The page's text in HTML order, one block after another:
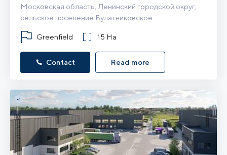
Московская область, Ленинский городской округ,
сельское поселение Булатниковское
Greenfield 15 Ha
Contact Read more